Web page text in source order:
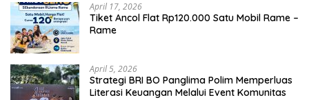
April 17, 2026
Tiket Ancol Flat Rp120.000 Satu Mobil Rame –
Rame
April 5, 2026
​Strategi BRI BO Panglima Polim Memperluas
Literasi Keuangan Melalui Event Komunitas